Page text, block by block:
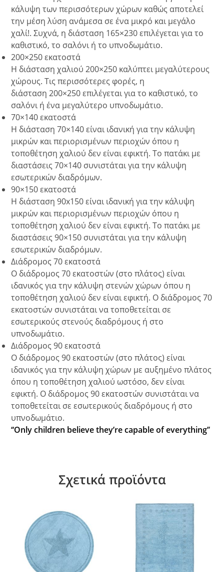
κάλυψη των περισσότερων χώρων καθώς αποτελεί
την μέση λύση ανάμεσα σε ένα μικρό και μεγάλο
χαλί!. Συχνά, η διάσταση 165×230 επιλέγεται για το
καθιστικό, το σαλόνι ή το υπνοδωμάτιο.
200×250 εκατοστά
Η διάσταση χαλιού 200×250 καλύπτει μεγαλύτερους
χώρους. Τις περισσότερες φορές, η
διάσταση200×250επιλέγεται για το καθιστικό, το
σαλόνι ή ένα μεγαλύτερο υπνοδωμάτιο.
70×140 εκατοστά
Η διάσταση 70×140 είναι ιδανική για την κάλυψη
μικρών και περιορισμένων περιοχών όπου η
τοποθέτηση χαλιού δεν είναι εφικτή. Το πατάκι με
διαστάσεις 70×140 συνιστάται για την κάλυψη
εσωτερικών διαδρόμων.
90×150 εκατοστά
Η διάσταση 90x150 είναι ιδανική για την κάλυψη
μικρών και περιορισμένων περιοχών όπου η
τοποθέτηση χαλιού δεν είναι εφικτή. Το πατάκι με
διαστάσεις 90×150 συνιστάται για την κάλυψη
εσωτερικών διαδρόμων.
Διάδρομος 70 εκατοστά
Ο διάδρομος 70 εκατοστών (στο πλάτος) είναι
ιδανικός για την κάλυψη στενών χώρων όπου η
τοποθέτηση χαλιού δεν είναι εφικτή. Ο διάδρομος 70
εκατοστών συνιστάται να τοποθετείται σε
εσωτερικούς στενούς διαδρόμους ή στο
υπνοδωμάτιο.
Διάδρομος 90 εκατοστά
Ο διάδρομος 90 εκατοστών (στο πλάτος) είναι
ιδανικός για την κάλυψη χώρων με αυξημένο πλάτος
όπου η τοποθέτηση χαλιού ωστόσο, δεν είναι
εφικτή. Ο διάδρομος 90 εκατοστών συνιστάται να
τοποθετείται σε εσωτερικούς διαδρόμους ή στο
υπνοδωμάτιο.
‘‘Only children believe they’re capable of everything’’
Σχετικά προϊόντα